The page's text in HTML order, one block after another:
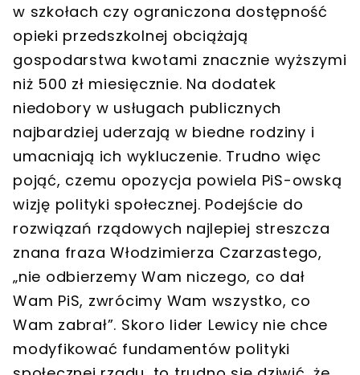
w szkołach czy ograniczona dostępność
opieki przedszkolnej obciążają
gospodarstwa kwotami znacznie wyższymi
niż 500 zł miesięcznie. Na dodatek
niedobory w usługach publicznych
najbardziej uderzają w biedne rodziny i
umacniają ich wykluczenie. Trudno więc
pojąć, czemu opozycja powiela PiS-owską
wizję polityki społecznej. Podejście do
rozwiązań rządowych najlepiej streszcza
znana fraza Włodzimierza Czarzastego,
„nie odbierzemy Wam niczego, co dał
Wam PiS, zwrócimy Wam wszystko, co
Wam zabrał”. Skoro lider Lewicy nie chce
modyfikować fundamentów polityki